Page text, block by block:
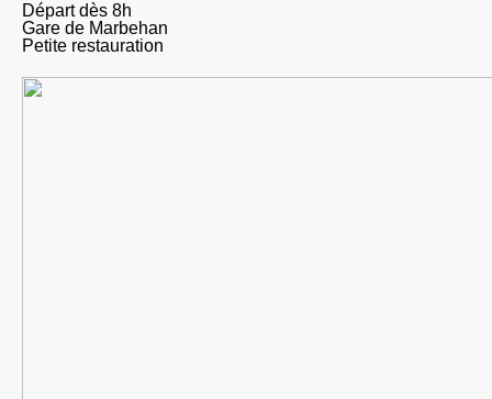
Départ dès 8h
Gare de Marbehan
Petite restauration